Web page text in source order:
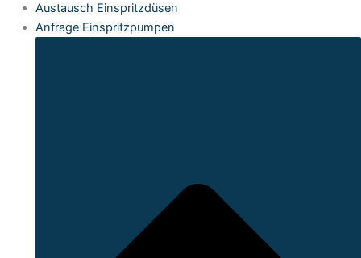
Austausch Einspritzdüsen
Anfrage Einspritzpumpen